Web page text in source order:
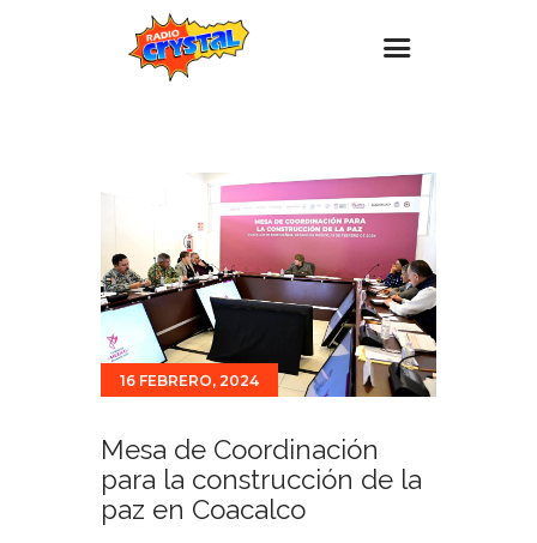
Estaciones
Eventos
Promociones
Noticias
Para ti
Contacto
16 FEBRERO, 2024
Mesa de Coordinación
para la construcción de la
paz en Coacalco